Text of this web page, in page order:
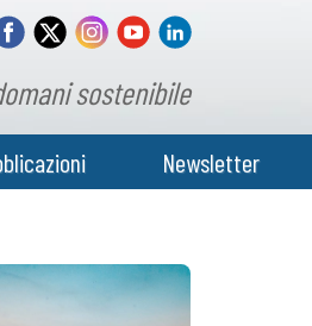
sostenibile
Newsletter